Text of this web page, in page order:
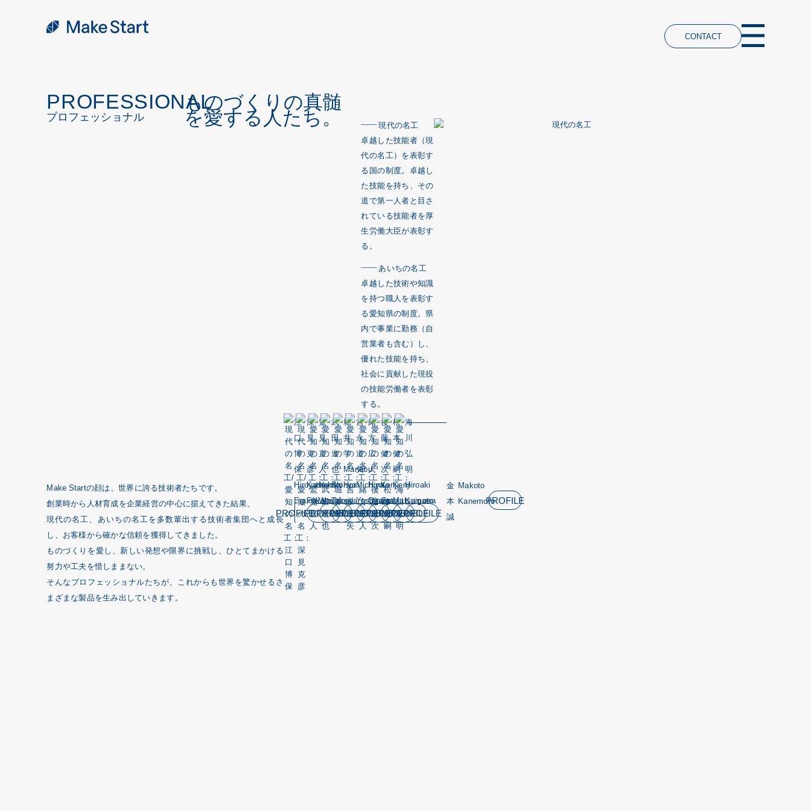
CONTACT
PROFESSIONAL
プロフェッショナル
ものづくりの真髄
を愛する人たち。 ──現代の名工
卓越した技能者（現
代の名工）を表彰す
る国の制度。卓越し
た技能を持ち、その
道で第一人者と目さ
れている技能者を厚
生労働大臣が表彰す
る。
──あいちの名工
卓越した技術や知識
を持つ職人を表彰す
る愛知県の制度。県
内で事業に勤務（自
営業者も含む）し、
優れた技能を持ち、
社会に貢献した現役
の技能労働者を表彰
する。
Make Startの顔は、世界に誇る技術者たちです。
創業時から⼈材育成を企業経営の中⼼に据えてきた結果、
現代の名⼯、あいちの名⼯を多数輩出する技術者集団へと成長
し、お客様から確かな信頼を獲得してきました。
ものづくりを愛し、新しい発想や限界に挑戦し、ひとてまかける
努力や工夫を惜しままない。
そんなプロフェッショナルたちが、これからも世界を驚かせるさ
まざまな製品を生み出していきます。
江
口
博
保
Hiroyasu
Eguchi
PROFILE
深
見
克
彦
Katsuhiko
Fukami
PROFILE
鷲
見
直
人
Naoto
Washimi
PROFILE
武
田
進
也
Shinya
Takeda
PROFILE
堀
井
学
Manabu
Horii
PROFILE
吉
永
道
矢
Michiya
Yoshinaga
PROFILE
緒
方
広
人
Hiroto
Ogata
PROFILE
後
藤
健
次
Kenji
Goto
PROFILE
松
本
健
嗣
Kenji
Matsumoto
PROFILE
海
川
弘
明
Hiroaki
Kaigawa
PROFILE
金
本
誠
Makoto
KanemotoPROFILE